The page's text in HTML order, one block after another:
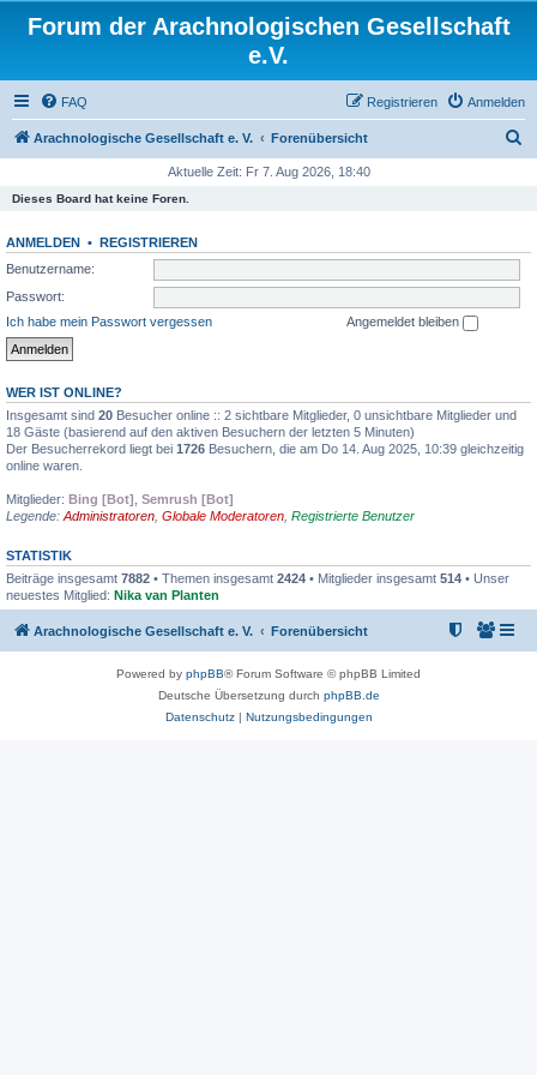
Forum der Arachnologischen Gesellschaft
e.V.
FAQ Anmelden
Registrieren
Arachnologische Gesellschaft e. V. Forenübersicht
e
Aktuelle Zeit: Fr 7. Aug 2026, 18:40
Dieses Board hat keine Foren.
ANMELDEN • REGISTRIEREN
Benutzername:
Passwort:
Ich habe mein Passwort vergessen
Angemeldet bleiben
WER IST ONLINE?
Insgesamt sind 20 Besucher online :: 2 sichtbare Mitglieder, 0 unsichtbare Mitglieder und
18 Gäste (basierend auf den aktiven Besuchern der letzten 5 Minuten)
Der Besucherrekord liegt bei 1726 Besuchern, die am Do 14. Aug 2025, 10:39 gleichzeitig
online waren.
Mitglieder: Bing [Bot] Semrush [Bot]
Legende: Administratoren Globale Moderatoren Registrierte Benutzer
STATISTIK
Beiträge insgesamt 7882 • Themen insgesamt 2424 • Mitglieder insgesamt 514 • Unser
neuestes Mitglied: Nika van Planten
Arachnologische Gesellschaft e. V. Forenübersicht
Powered by phpBB® Forum Software © phpBB Limited
Deutsche Übersetzung durch phpBB.de
Datenschutz| Nutzungsbedingungen